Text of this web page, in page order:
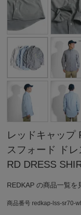
レッドキャップ
スフォード ド
RD DRESS
REDKAP の商品一覧を
商品番号 redkap-lss-sr70-